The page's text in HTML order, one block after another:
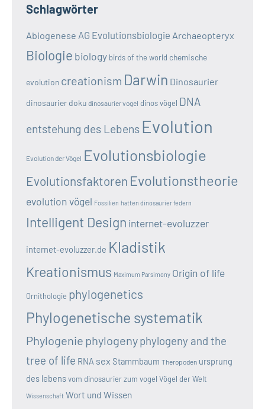
Schlagwörter
Abiogenese AG Evolutionsbiologie Archaeopteryx
Biologie biology birds of the world chemische
evolution creationism Darwin Dinosaurier
dinosaurier doku dinosaurier vogel dinos vögel DNA
entstehung des Lebens Evolution
Evolution der Vögel Evolutionsbiologie
Evolutionsfaktoren Evolutionstheorie
evolution vögel Fossilien hatten dinosaurier federn
Intelligent Design internet-evoluzzer
internet-evoluzzer.de Kladistik
Kreationismus Maximum Parsimony Origin of life
Ornithologie phylogenetics
Phylogenetische systematik
Phylogenie phylogenyphylogeny and the
tree of life RNA sex Stammbaum Theropoden ursprung
des lebensvom dinosaurier zum vogel Vögel der Welt
Wissenschaft Wort und Wissen